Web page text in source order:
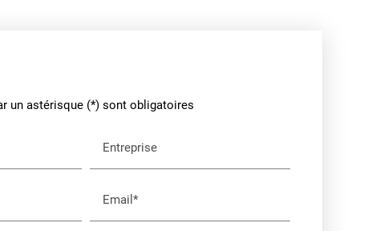
un astérisque (*) sont obligatoires
Entreprise
Email*